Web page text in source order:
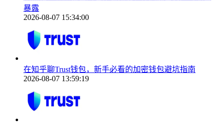
暴露
2026-08-07 15:34:00
在知乎聊Trust钱包，新手必看的加密钱包避坑指南
2026-08-07 13:59:19